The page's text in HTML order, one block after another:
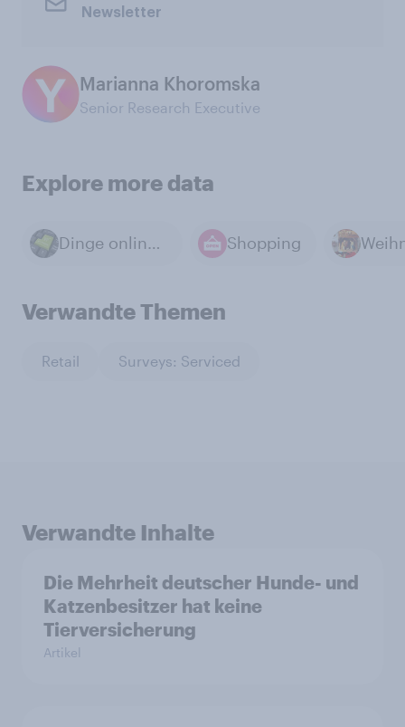
Newsletter
Marianna Khoromska
Senior Research Executive
Explore more data
Dinge online kaufen und verkaufen Shopping
Verwandte Themen
Retail Surveys: Serviced
Verwandte Inhalte
Die Mehrheit deutscher Hunde- und
Katzenbesitzer hat keine
Tierversicherung
Artikel